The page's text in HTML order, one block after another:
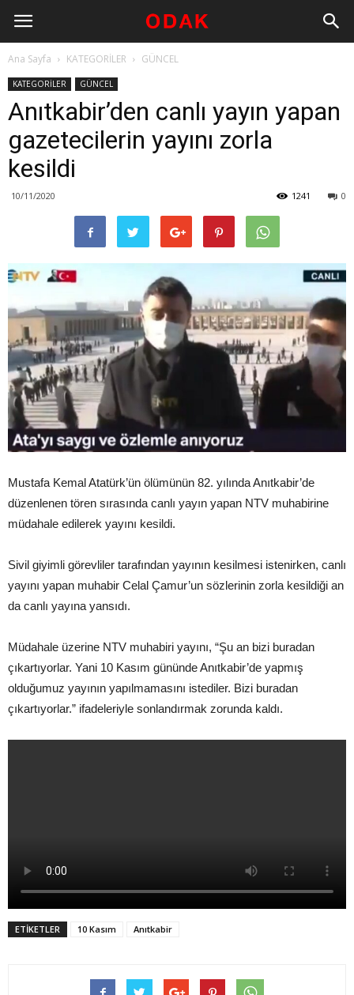
Ana Sayfa KATEGORİLER GÜNCEL
KATEGORİLER GÜNCEL
Anıtkabir’den canlı yayın yapan
gazetecilerin yayını zorla
kesildi
10/11/2020 0
1241
Mustafa Kemal Atatürk’ün ölümünün 82. yılında Anıtkabir’de
düzenlenen tören sırasında canlı yayın yapan NTV muhabirine
müdahale edilerek yayını kesildi.
Sivil giyimli görevliler tarafından yayının kesilmesi istenirken, canlı
yayını yapan muhabir Celal Çamur’un sözlerinin zorla kesildiği an
da canlı yayına yansıdı.
Müdahale üzerine NTV muhabiri yayını, “Şu an bizi buradan
çıkartıyorlar. Yani 10 Kasım gününde Anıtkabir’de yapmış
olduğumuz yayının yapılmamasını istediler. Bizi buradan
çıkartıyorlar.” ifadeleriyle sonlandırmak zorunda kaldı.
ETIKETLER 10 Kasım Anıtkabir